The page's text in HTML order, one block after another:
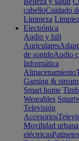
cabelloCuidado
Limpieza
Electrónica
Audio y hifi
Auriculares
de sonidoAudio
Informática
Almacenamiento
Gaming &
Smart home
Wearables
Televisión
Accesorios
Movilidad urbana
eléctricas